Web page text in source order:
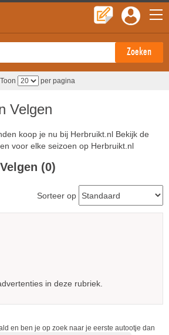
Toon per pagina
Velgen
koop je nu bij Herbruikt.nl Bekijk de
voor elke seizoen op Herbruikt.nl
(0)
Sorteer op
in deze rubriek.
en ben je op zoek naar je eerste autootje dan